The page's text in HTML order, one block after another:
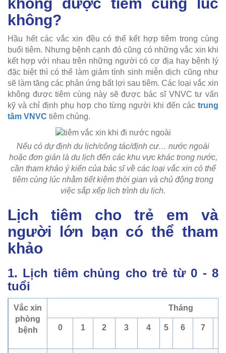
không?
Hầu hết các vắc xin đều có thể kết hợp tiêm trong cùng
buổi tiêm. Nhưng bệnh cạnh đó cũng có những vắc xin khi
kết hợp với nhau trên những người có cơ địa hay bệnh lý
đặc biệt thì có thể làm giảm tính sinh miễn dịch cũng như
sẽ làm tăng các phản ứng bất lợi sau tiêm. Các loại vắc xin
không được tiêm cùng này sẽ được bác sĩ VNVC tư vấn
kỹ và chỉ định phụ hợp cho từng người khi đến các trung
tâm VNVC tiêm chủng.
Nếu có dự định du lịch/công tác/định cư… nước ngoài
hoặc đơn giản là du lịch đến các khu vực khác trong nước,
cần tham khảo ý kiến của bác sĩ về các loại vắc xin có thể
tiêm cùng lúc nhằm tiết kiệm thời gian và chủ động trong
việc sắp xếp lịch trình du lịch.
Lịch tiêm cho trẻ em và
người lớn bạn có thể tham
khảo
1. Lịch tiêm chủng cho trẻ từ 0 - 8
tuổi
Vắc xin
phòng
bệnh
Tháng
0 1 2 3 4 5 6 7